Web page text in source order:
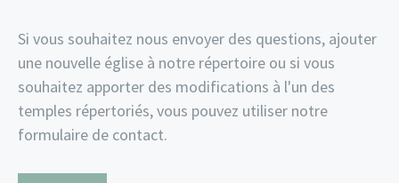
Si vous souhaitez nous envoyer des questions, ajouter
une nouvelle église à notre répertoire ou si vous
souhaitez apporter des modifications à l'un des
temples répertoriés, vous pouvez utiliser notre
formulaire de contact.